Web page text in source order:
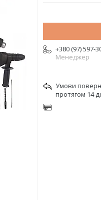
+380 (97) 597-
Менеджер
протягом 14